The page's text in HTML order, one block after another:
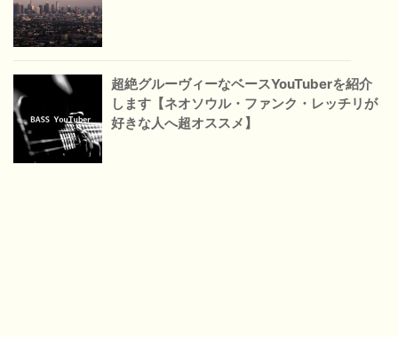
超絶グルーヴィーなベースYouTuberを紹介
します【ネオソウル・ファンク・レッチリが
好きな人へ超オススメ】